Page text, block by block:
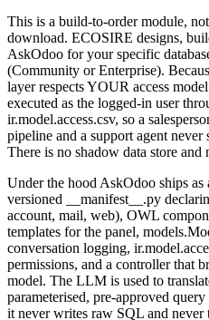
This is a build-to-order module,
download. ECOSIRE designs,
AskOdoo for your specific
(Community or Enterprise).
layer respects YOUR access
executed as the logged-in user
ir.model.access.csv, so a
pipeline and a support agent never
There is no shadow data store and
Under the hood AskOdoo ships
versioned __manifest__.py
account, mail, web), OWL
templates for the panel,
conversation logging,
permissions, and a controller that
model. The LLM is used to
parameterised, pre-approved
it never writes raw SQL and never